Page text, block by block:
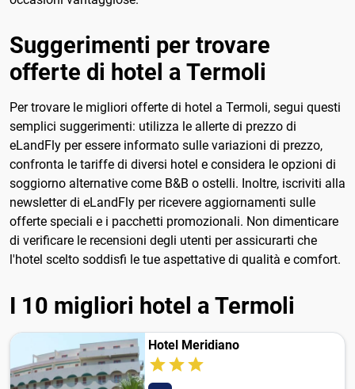
Suggerimenti per trovare
offerte di hotel a Termoli
Per trovare le migliori offerte di hotel a Termoli, segui questi
semplici suggerimenti: utilizza le allerte di prezzo di
eLandFly per essere informato sulle variazioni di prezzo,
confronta le tariffe di diversi hotel e considera le opzioni di
soggiorno alternative come B&B o ostelli. Inoltre, iscriviti alla
newsletter di eLandFly per ricevere aggiornamenti sulle
offerte speciali e i pacchetti promozionali. Non dimenticare
di verificare le recensioni degli utenti per assicurarti che
l'hotel scelto soddisfi le tue aspettative di qualità e comfort.
I 10 migliori hotel a Termoli
Hotel Meridiano